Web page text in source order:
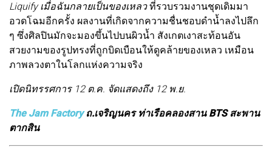
Liquify เมื่อฉันกลายเป็นของเหลวที่รวบรวมงานชุดเดิมมา
อวดโฉมอีกครั้ง ผลงานที่เกิดจากความชื่นชอบดำน้ำลงไปลึก
ๆ ซึ่งศิลปินมักจะมองขึ้นไปบนผิวน้ำ สังเกตเงาสะท้อนอัน
สวยงามของรูปทรงที่ถูกบิดเบือนให้ดูคล้ายของเหลว เหมือน
ภาพลวงตาในโลกแห่งความจริง
เปิดนิทรรศการ 12 ต.ค. จัดแสดงถึง 12 พ.ย.
The Jam Factoryถ.เจริญนคร ท่าเรือคลองสาน BTS สะพาน
ตากสิน